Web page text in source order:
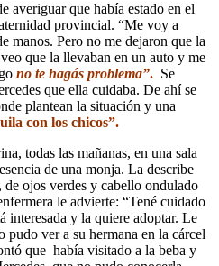
averiguar que había estado en el
provincial. “Me voy a
manos. Pero no me dejaron que la
que la llevaban en un auto y me
no te hagás problema”. Se
que ella cuidaba. De ahí se
plantean la situación y una
con los chicos”.
todas las mañanas, en una sala
de una monja. La describe
ojos verdes y cabello ondulado
le advierte: “Tené cuidado
interesada y la quiere adoptar. Le
pudo ver a su hermana en la cárcel
que había visitado a la beba y